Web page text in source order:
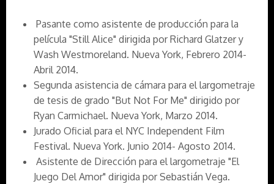
Pasante como asistente de producción para la
película "Still Alice" dirigida por Richard Glatzer y
Wash Westmoreland. Nueva York, Febrero 2014-
Abril 2014.
Segunda asistencia de cámara para el largometraje
de tesis de grado "But Not For Me" dirigido por
Ryan Carmichael. Nueva York, Marzo 2014.
Jurado Oficial para el NYC Independent Film
Festival. Nueva York. Junio 2014- Agosto 2014.
Asistente de Dirección para el largometraje "El
Juego Del Amor" dirigida por Sebastián Vega.